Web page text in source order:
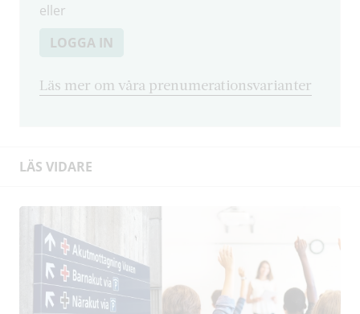
eller
LOGGA IN
Läs mer om våra prenumerationsvarianter
LÄS VIDARE